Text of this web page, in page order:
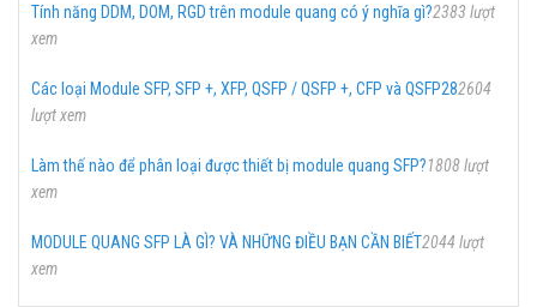
Tính năng DDM, DOM, RGD trên module quang có ý nghĩa gì?2383 lượt
xem
Các loại Module SFP, SFP +, XFP, QSFP / QSFP +, CFP và QSFP282604
lượt xem
Làm thế nào để phân loại được thiết bị module quang SFP?1808 lượt
xem
MODULE QUANG SFP LÀ GÌ? VÀ NHỮNG ĐIỀU BẠN CẦN BIẾT2044 lượt
xem